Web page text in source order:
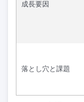
成長要因
落とし穴と課題